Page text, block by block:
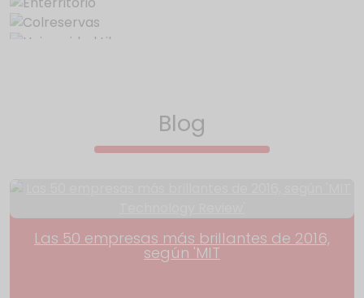
Blog
Las 50 empresas más brillantes de 2016,
según 'MIT